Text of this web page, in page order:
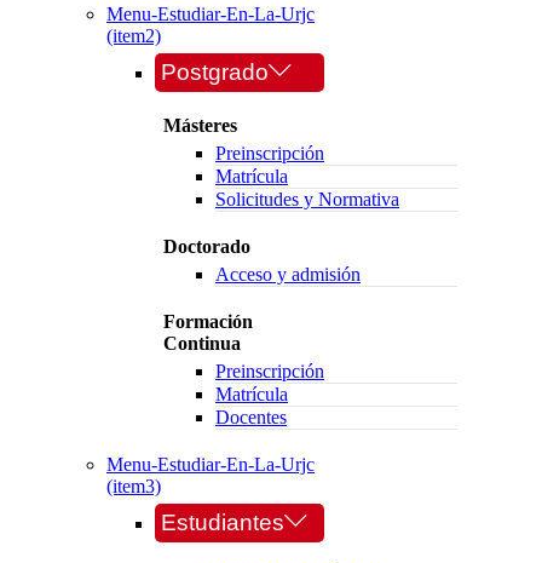
Menu-Estudiar-En-La-Urjc
(item2)
Postgrado
Másteres
Preinscripción
Matrícula
Solicitudes y Normativa
Doctorado
Acceso y admisión
Formación
Continua
Preinscripción
Matrícula
Docentes
Menu-Estudiar-En-La-Urjc
(item3)
Estudiantes